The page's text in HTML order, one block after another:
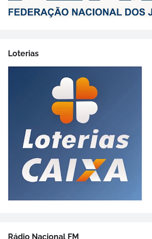
Loterias
Rádio Nacional FM